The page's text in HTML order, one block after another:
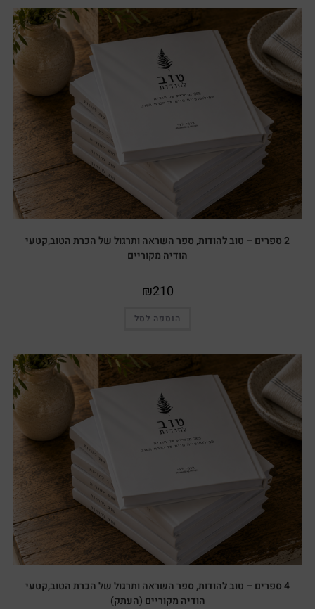
2 ספרים – טוב להודות, ספר השראה ותרגול של הכרת הטוב,קטעי
הודיה מקוריים
₪210
הוספה לסל
4 ספרים – טוב להודות, ספר השראה ותרגול של הכרת הטוב,קטעי
הודיה מקוריים (העתק)